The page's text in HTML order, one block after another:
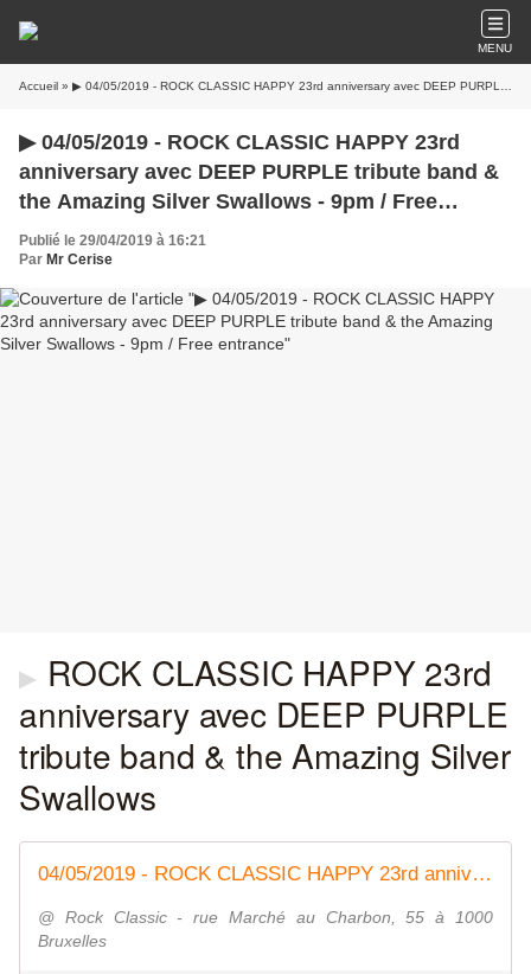
MENU
Accueil » ▶ 04/05/2019 - ROCK CLASSIC HAPPY 23rd anniversary avec DEEP PURPLE tribute band & the Amazing Silver Swallows - 9pm / Free entrance
▶ 04/05/2019 - ROCK CLASSIC HAPPY 23rd
anniversary avec DEEP PURPLE tribute band &
the Amazing Silver Swallows - 9pm / Free
entrance
Publié le 29/04/2019 à 16:21
Par Mr Cerise
▶ ROCK CLASSIC HAPPY 23rd
anniversary avec DEEP PURPLE
tribute band & the Amazing Silver
Swallows
04/05/2019 - ROCK CLASSIC HAPPY 23rd anniversary avec DEEP PURPLE tribute band & the Amazing Silver Swallows - 9pm /Free entrance
@ Rock Classic - rue Marché au Charbon, 55 à 1000
Bruxelles